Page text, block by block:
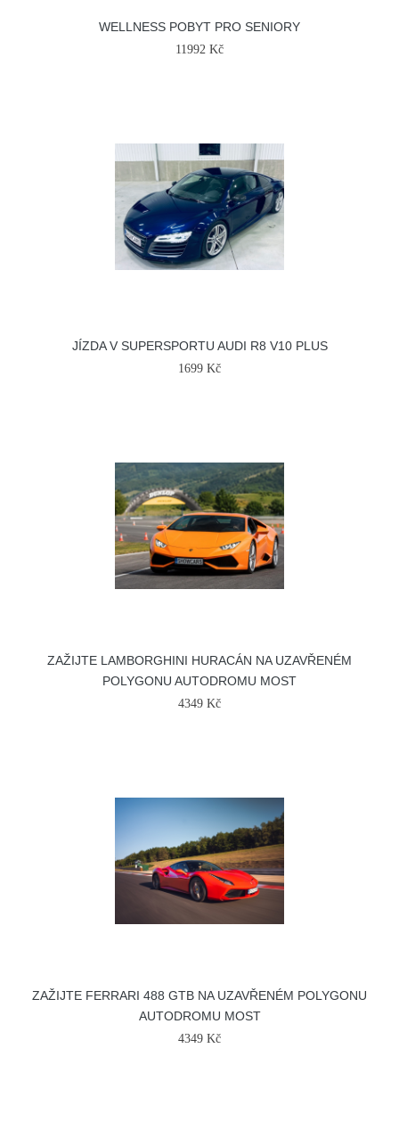
WELLNESS POBYT PRO SENIORY
11992 Kč
JÍZDA V SUPERSPORTU AUDI R8 V10 PLUS
1699 Kč
ZAŽIJTE LAMBORGHINI HURACÁN NA UZAVŘENÉM
POLYGONU AUTODROMU MOST
4349 Kč
ZAŽIJTE FERRARI 488 GTB NA UZAVŘENÉM POLYGONU
AUTODROMU MOST
4349 Kč